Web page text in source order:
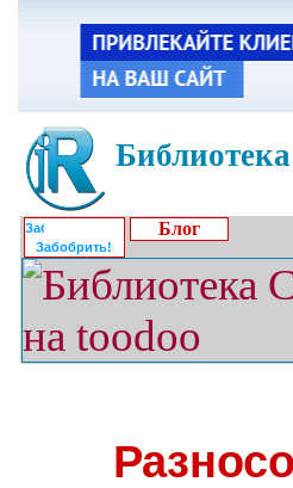
Забобрить!
Блог